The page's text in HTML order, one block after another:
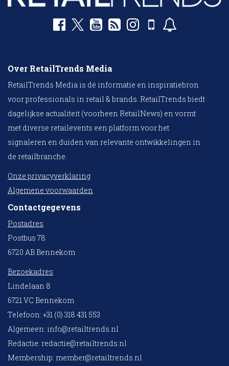
Over RetailTrends Media
RetailTrends Media is dé informatie en inspiratiebron
voor professionals in retail & brands. RetailTrends biedt
dagelijkse actualiteit (voorheen RetailNews) en vormt
met diverse retailevents een platform voor het
signaleren en duiden van relevante ontwikkelingen in
de retailbranche.
Onze privacyverklaring
Algemene voorwaarden
Contactgegevens
Postadres
Postbus 78
6720 AB Bennekom
Bezoekadres
Lindelaan 8
6721 VC Bennekom
Telefoon: +31 (0) 318 431 553
Algemeen: info@retailtrends.nl
Redactie: redactie@retailtrends.nl
Membership: member@retailtrends.nl